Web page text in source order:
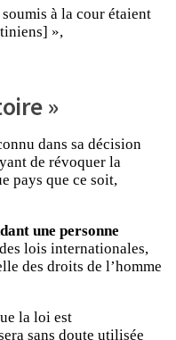
à la cour étaient
»,
»
dans sa décision
de révoquer la
pays que ce soit,
une personne
lois internationales,
des droits de l’homme
la loi est
sans doute utilisée